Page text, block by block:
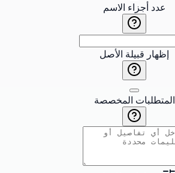
عدد أجزاء الاسم
إظهار قبيلة الأصل
المتطلبات المخصصة